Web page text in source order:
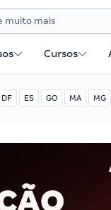
Cursos
DF ES GO MA MG